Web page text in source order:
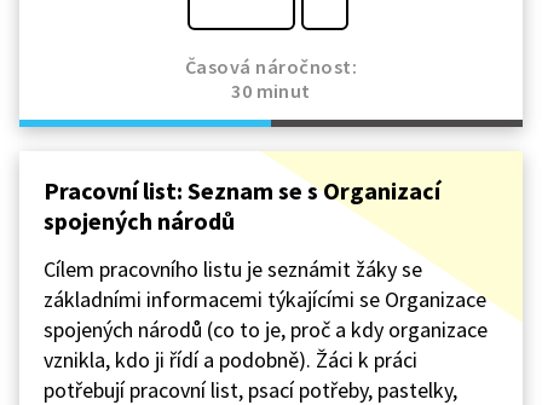
Časová náročnost:
30 minut
Pracovní list: Seznam se s Organizací
spojených národů
Cílem pracovního listu je seznámit žáky se
základními informacemi týkajícími se Organizace
spojených národů (co to je, proč a kdy organizace
vznikla, kdo ji řídí a podobně). Žáci k práci
potřebují pracovní list, psací potřeby, pastelky,